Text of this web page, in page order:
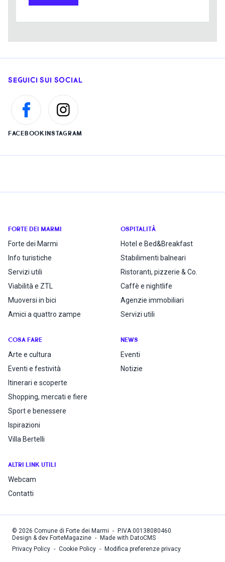
SEGUICI SUI SOCIAL
FACEBOOKINSTAGRAM
FORTE DEI MARMI
Forte dei Marmi
Info turistiche
Servizi utili
Viabilità e ZTL
Muoversi in bici
Amici a quattro zampe
OSPITALITÀ
Hotel e Bed&Breakfast
Stabilimenti balneari
Ristoranti, pizzerie & Co.
Caffè e nightlife
Agenzie immobiliari
Servizi utili
COSA FARE
Arte e cultura
Eventi e festività
Itinerari e scoperte
Shopping, mercati e fiere
Sport e benessere
Ispirazioni
Villa Bertelli
NEWS
Eventi
Notizie
ALTRI LINK UTILI
Webcam
Contatti
© 2026 Comune di Forte dei Marmi - P.IVA00138080460
Design & dev ForteMagazine -
Made with DatoCMS
Privacy Policy - Cookie Policy - Modifica preferenze privacy